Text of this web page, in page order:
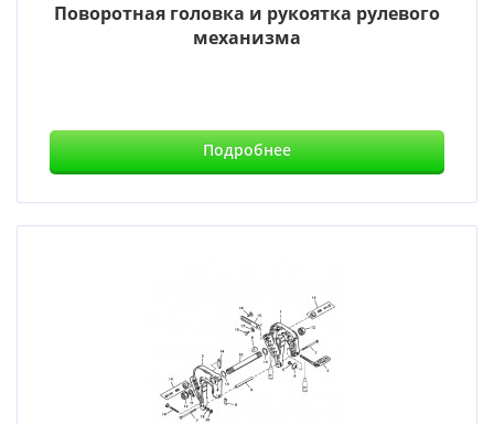
Поворотная головка и рукоятка рулевого
механизма
Подробнее